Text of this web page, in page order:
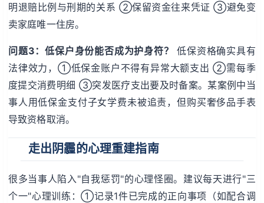
明退赔比例与刑期的关系 ②保留资金往来凭证 ③避免变
卖家庭唯一住房。
问题3：低保户身份能否成为护身符？
低保资格确实具有
法律效力，①低保金账户不得有异常大额支出 ②需每季
度提交消费明细 ③突发医疗支出要及时备案。某案例中当
事人用低保金支付子女学费未被追责，但购买奢侈品手表
导致资格取消。
走出阴霾的心理重建指南
很多当事人陷入"自我惩罚"的心理怪圈。建议每天进行"三
个一"心理训练：①记录1件已完成的正向事项（如配合调